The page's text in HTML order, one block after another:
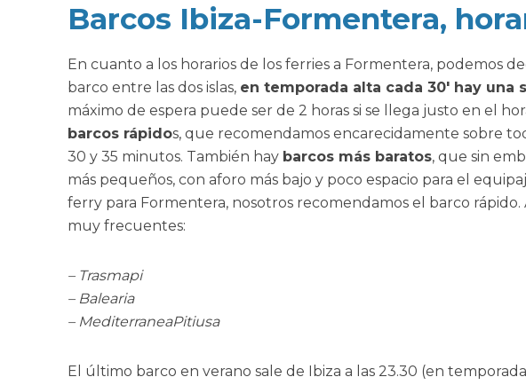
Barcos Ibiza-Formentera,
En cuanto a los horarios de los ferries a Formentera, podemos
barco entre las dos islas, en temporada alta cada 30′ hay una
máximo de espera puede ser de 2 horas si se llega justo en el
barcos rápidos, que recomendamos encarecidamente sobre
30 y 35 minutos. También hay barcos más baratos, que sin
más pequeños, con aforo más bajo y poco espacio para el
ferry para Formentera, nosotros recomendamos el barco rápido.
muy frecuentes:
– Trasmapi
– Balearia
– MediterraneaPitiusa
El último barco en verano sale de Ibiza a las 23.30 (en